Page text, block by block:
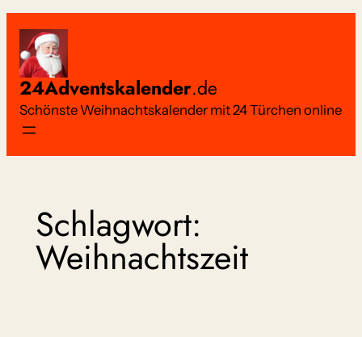
Inhalt
springen
24Adventskalender.de
Schönste Weihnachtskalender mit 24 Türchen online
Schlagwort:
Weihnachtszeit